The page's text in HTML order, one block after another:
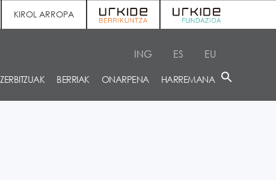
KIROL ARROPA
ING ES EU
ZERBITZUAK BERRIAK ONARPENA HARREMANA